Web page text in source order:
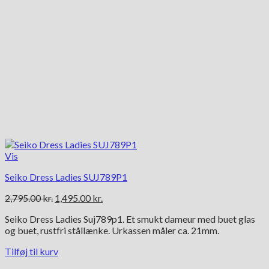
Vis
Seiko Dress Ladies SUJ789P1
2,795.00kr. Den
pris
var:
1,495.00 kr.
pris
er:
Seiko Dress Ladies Suj789p1. Et smukt dameur med buet glas
og buet, rustfri stållænke. Urkassen måler ca. 21mm.
Tilføj til kurv